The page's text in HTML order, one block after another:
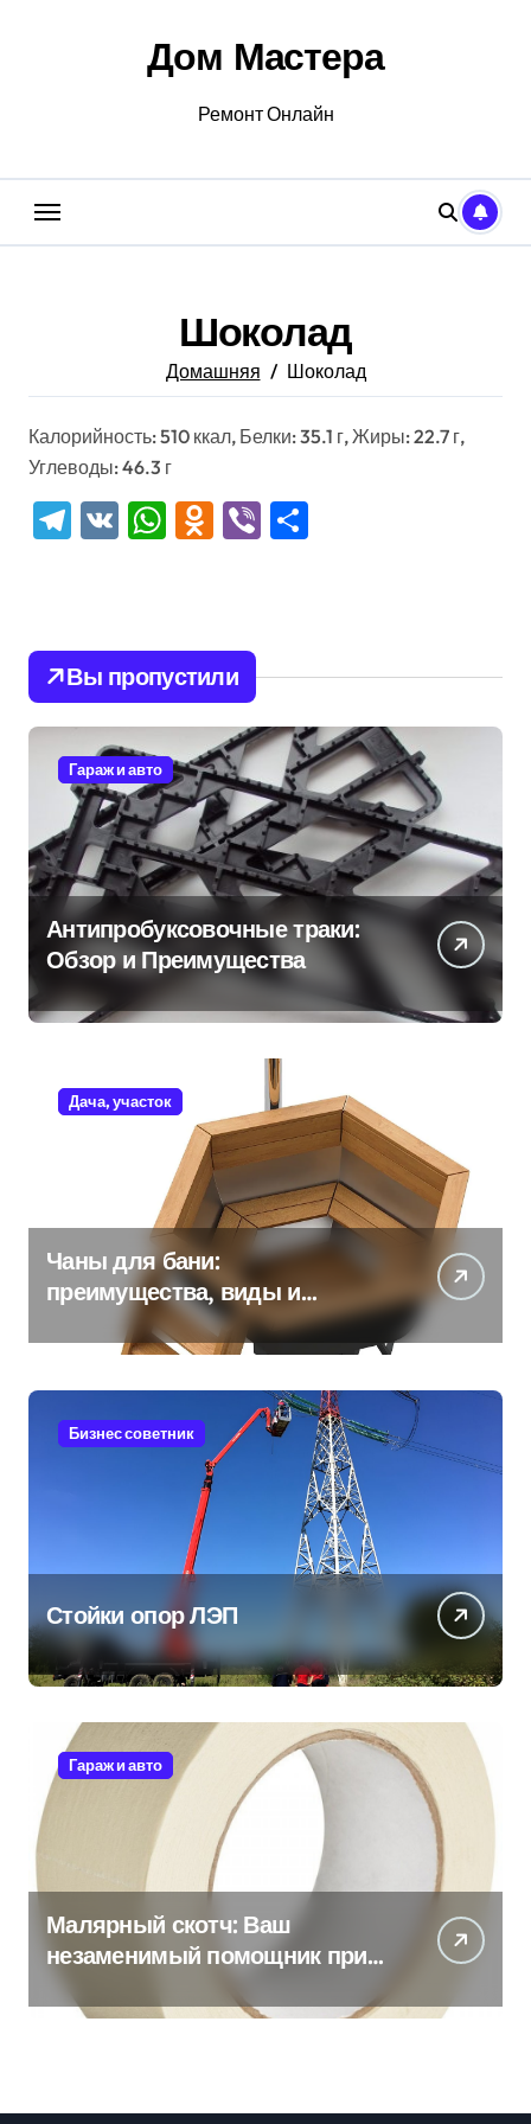
Дом Мастера
Ремонт Онлайн
Шоколад
Домашняя Шоколад
Калорийность: 510 ккал, Белки: 35.1 г, Жиры: 22.7 г,
Углеводы: 46.3 г
Telegram
VK WhatsApp
Odnoklassniki
Viber
Вы пропустили
Гараж и авто
Антипробуксовочные траки:
Обзор и Преимущества
Дача, участок
Чаны для бани:
преимущества, виды и
особенности использования
Бизнес советник
Стойки опор ЛЭП
Гараж и авто
Малярный скотч: Ваш
незаменимый помощник при